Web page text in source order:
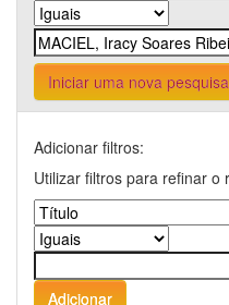
Iniciar uma nova pesquisa
Adicionar filtros:
Utilizar filtros para refinar o